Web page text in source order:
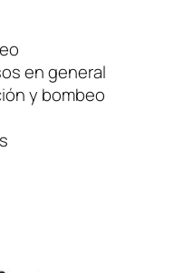
en general
y bombeo